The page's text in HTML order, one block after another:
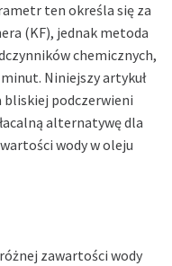
ten określa się za
(KF), jednak metoda
chemicznych,
Niniejszy artykuł
bliskiej podczerwieni
alternatywę dla
wody w oleju
zawartości wody